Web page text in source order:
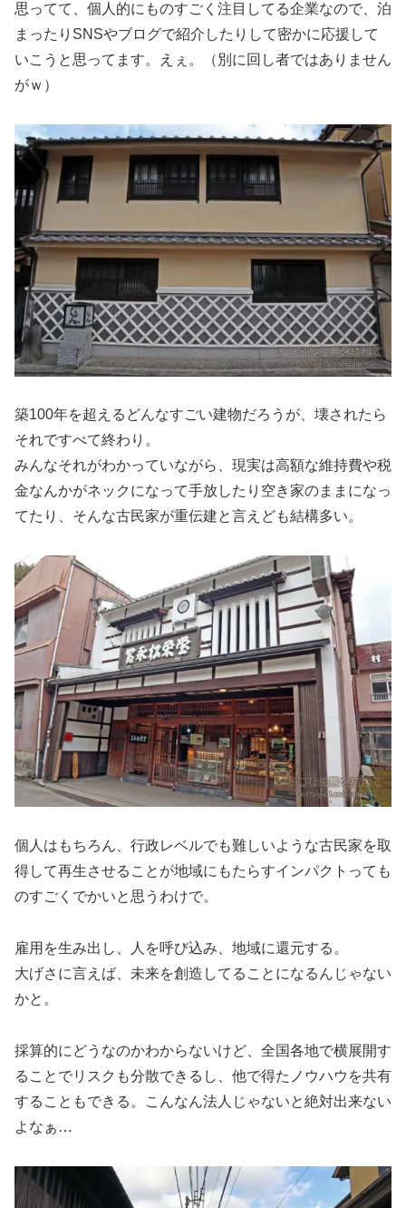
思ってて、個人的にものすごく注目してる企業なので、泊
まったりSNSやブログで紹介したりして密かに応援して
いこうと思ってます。えぇ。（別に回し者ではありません
がｗ）
築100年を超えるどんなすごい建物だろうが、壊されたら
それですべて終わり。
みんなそれがわかっていながら、現実は高額な維持費や税
金なんかがネックになって手放したり空き家のままになっ
てたり、そんな古民家が重伝建と言えども結構多い。
個人はもちろん、行政レベルでも難しいような古民家を取
得して再生させることが地域にもたらすインパクトっても
のすごくでかいと思うわけで。
雇用を生み出し、人を呼び込み、地域に還元する。
大げさに言えば、未来を創造してることになるんじゃない
かと。
採算的にどうなのかわからないけど、全国各地で横展開す
ることでリスクも分散できるし、他で得たノウハウを共有
することもできる。こんなん法人じゃないと絶対出来ない
よなぁ…